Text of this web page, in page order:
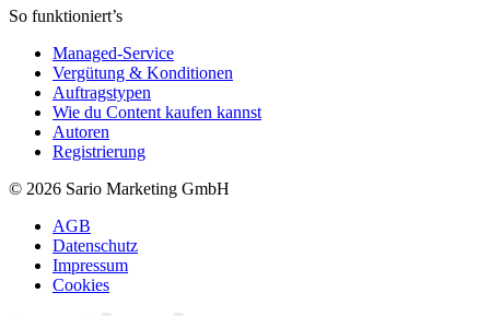
So funktioniert’s
Managed-Service
Vergütung & Konditionen
Auftragstypen
Wie du Content kaufen kannst
Autoren
Registrierung
© 2026 Sario Marketing GmbH
AGB
Datenschutz
Impressum
Cookies